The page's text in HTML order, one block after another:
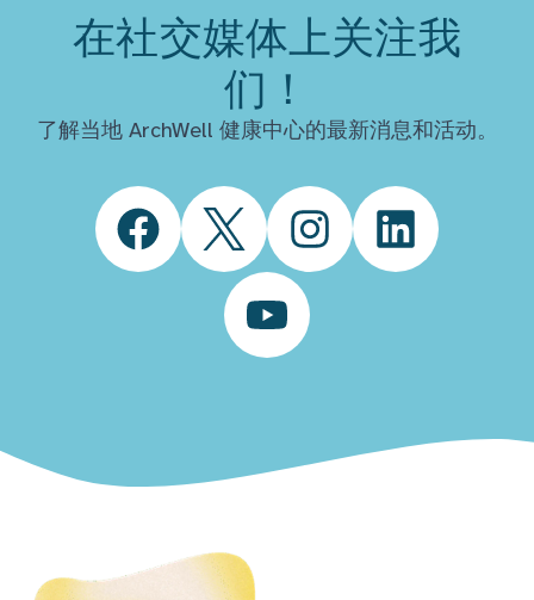
在社交媒体上关注我
们！
了解当地 ArchWell 健康中心的最新消息和活动。
FacebookTwitter InstagramLinkedIn
YouTube